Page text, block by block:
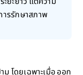
ารรักษาสภาพ
โดยเฉพาะเมื่อ ออก